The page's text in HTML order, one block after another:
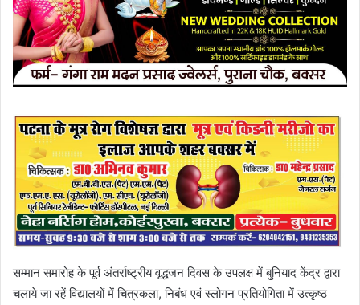
सम्मान समारोह के पूर्व अंतर्राष्ट्रीय वृद्धजन दिवस के उपलक्ष में बुनियाद केंद्र द्वारा
चलाये जा रहें विद्यालयों में चित्रकला, निबंध एवं स्लोगन प्रतियोगिता में उत्कृष्ठ